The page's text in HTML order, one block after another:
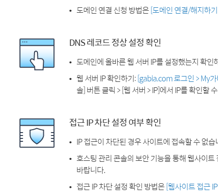
도메인 연결 신청 방법은[도메인 연결/해지하
DNS 레코드 정상 설정 확인
도메인에 올바른 웹 서버 IP를 설정했는지 확인
웹 서버 IP 확인하기:[gabia.com 로그인 > My
솔] 버튼 클릭 > [웹 서버 > IP]에서 IP를 확인할
접근 IP 차단 설정 여부 확인
IP 접근이 차단된 경우 사이트에 접속할 수 없습
호스팅 관리 콘솔의 보안 기능을 통해 웹사이
바랍니다.
접근 IP 차단 설정 확인 방법은[웹사이트 접근